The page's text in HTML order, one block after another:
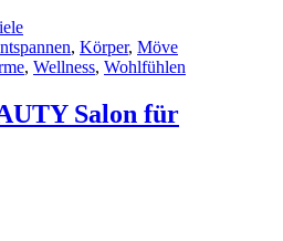
, Körper, Möve
, Wellness, Wohlfühlen
Salon für